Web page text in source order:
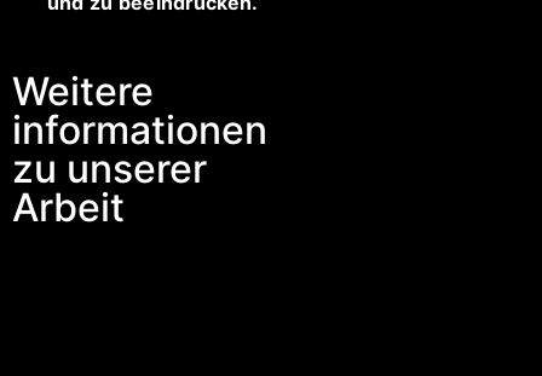
Weitere
informationen
zu unserer
Arbeit